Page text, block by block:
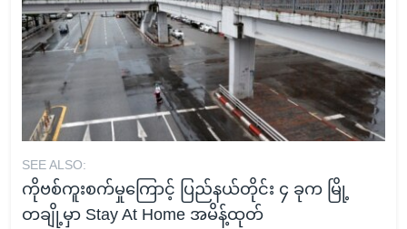
SEE ALSO:
ကိုဗစ်ကူးစက်မှုကြောင့် ပြည်နယ်တိုင်း ၄ ခုက မြို့
တချို့မှာ Stay At Home အမိန့်ထုတ်